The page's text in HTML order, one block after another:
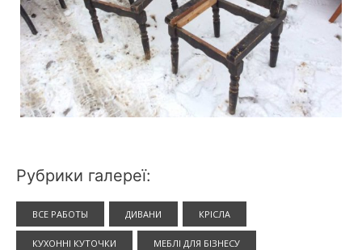
Рубрики галереї:
ВСЕ РАБОТЫ ДИВАНИ КРІСЛА
КУХОННІ КУТОЧКИ МЕБЛІ ДЛЯ БІЗНЕСУ